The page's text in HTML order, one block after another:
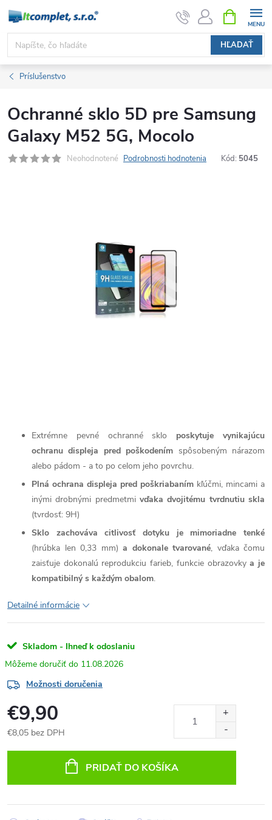
Prejsť
obsah
HĽADAŤ
KOŠÍK
Príslušenstvo
Ochranné sklo 5D pre Samsung
Galaxy M52 5G, Mocolo
Neohodnotené Podrobnosti hodnotenia Kód: 5045
Extrémne pevné ochranné sklo poskytuje vynikajúcu
ochranu displeja pred poškodením spôsobeným nárazom
alebo pádom - a to po celom jeho povrchu.
Plná ochrana displeja pred poškriabaním kľúčmi, mincami a
inými drobnými predmetmivďaka dvojitému tvrdnutiu skla
(tvrdosť: 9H)
Sklo zachováva citlivosť dotyku je mimoriadne tenké
(hrúbka len 0,33 mm) a dokonale tvarované, vďaka čomu
zaisťuje dokonalú reprodukciu farieb, funkcie obrazovkya je
kompatibilný s každým obalom.
Detailné informácie
Skladom - Ihneď k odoslaniu
11.08.2026
Možnosti doručenia
€9,90
€8,05 bez DPH
PRIDAŤ DO KOŠÍKA